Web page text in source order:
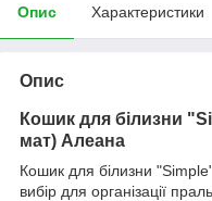
Опис Характеристики
Опис
Кошик для білизни
мат) Алеана
Кошик для білизни
вибір для організації